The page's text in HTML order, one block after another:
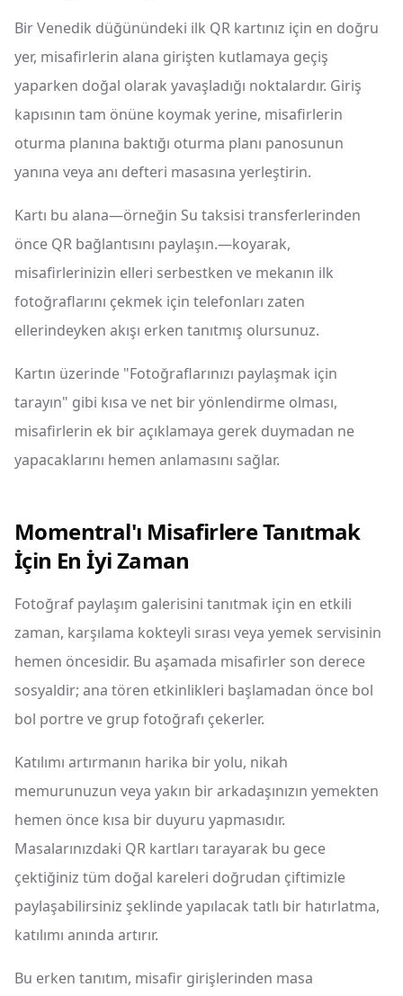
Bir Venedik düğünündeki ilk QR kartınız için en doğru
yer, misafirlerin alana girişten kutlamaya geçiş
yaparken doğal olarak yavaşladığı noktalardır. Giriş
kapısının tam önüne koymak yerine, misafirlerin
oturma planına baktığı oturma planı panosunun
yanına veya anı defteri masasına yerleştirin.
Kartı bu alana—örneğin Su taksisi transferlerinden
önce QR bağlantısını paylaşın.—koyarak,
misafirlerinizin elleri serbestken ve mekanın ilk
fotoğraflarını çekmek için telefonları zaten
ellerindeyken akışı erken tanıtmış olursunuz.
Kartın üzerinde "Fotoğraflarınızı paylaşmak için
tarayın" gibi kısa ve net bir yönlendirme olması,
misafirlerin ek bir açıklamaya gerek duymadan ne
yapacaklarını hemen anlamasını sağlar.
Momentral'ı Misafirlere Tanıtmak
İçin En İyi Zaman
Fotoğraf paylaşım galerisini tanıtmak için en etkili
zaman, karşılama kokteyli sırası veya yemek servisinin
hemen öncesidir. Bu aşamada misafirler son derece
sosyaldir; ana tören etkinlikleri başlamadan önce bol
bol portre ve grup fotoğrafı çekerler.
Katılımı artırmanın harika bir yolu, nikah
memurunuzun veya yakın bir arkadaşınızın yemekten
hemen önce kısa bir duyuru yapmasıdır.
Masalarınızdaki QR kartları tarayarak bu gece
çektiğiniz tüm doğal kareleri doğrudan çiftimizle
paylaşabilirsiniz şeklinde yapılacak tatlı bir hatırlatma,
katılımı anında artırır.
Bu erken tanıtım, misafir girişlerinden masa